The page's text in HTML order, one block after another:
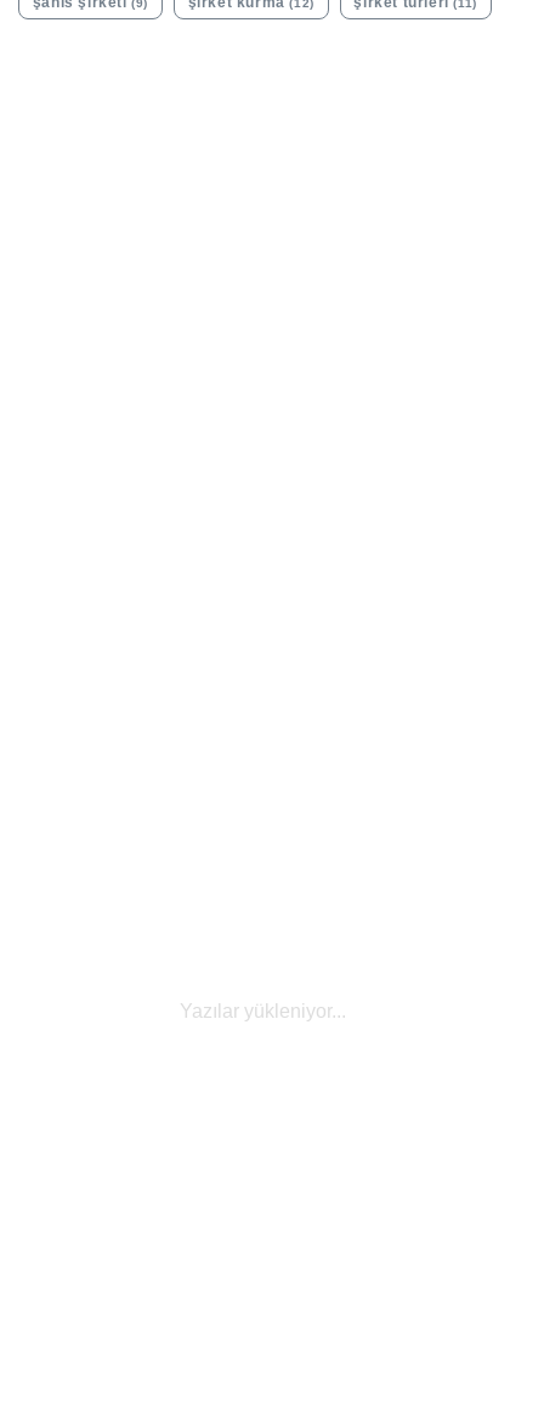
Yazılar yükleniyor...
(9) (12) (11)